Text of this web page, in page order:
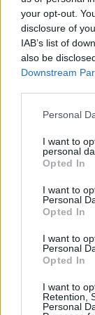
your opt-out.
disclosure of
IAB’s list of
also be
Downstream
Please note
not limited to
grant or deny
use your data
consent section.
Personal
I want to
personal
Opted In
I want to
Personal
Opted In
I want to
Personal
Opted In
I want to
Retention,
Personal
κοκτέιλ. Eίχε
και ο Kenny
Kenny
είπε η